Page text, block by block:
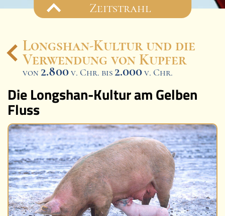
Zeitstrahl
Ereignisse
Quiz
Memospiel
Videos
Mach mit!
Longshan-Kultur und die
Verwendung von Kupfer
von 2.800v. Chr. bis 2.000v. Chr.
Die Longshan-Kultur am Gelben
Fluss